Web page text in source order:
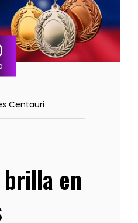
Centauri
brilla en